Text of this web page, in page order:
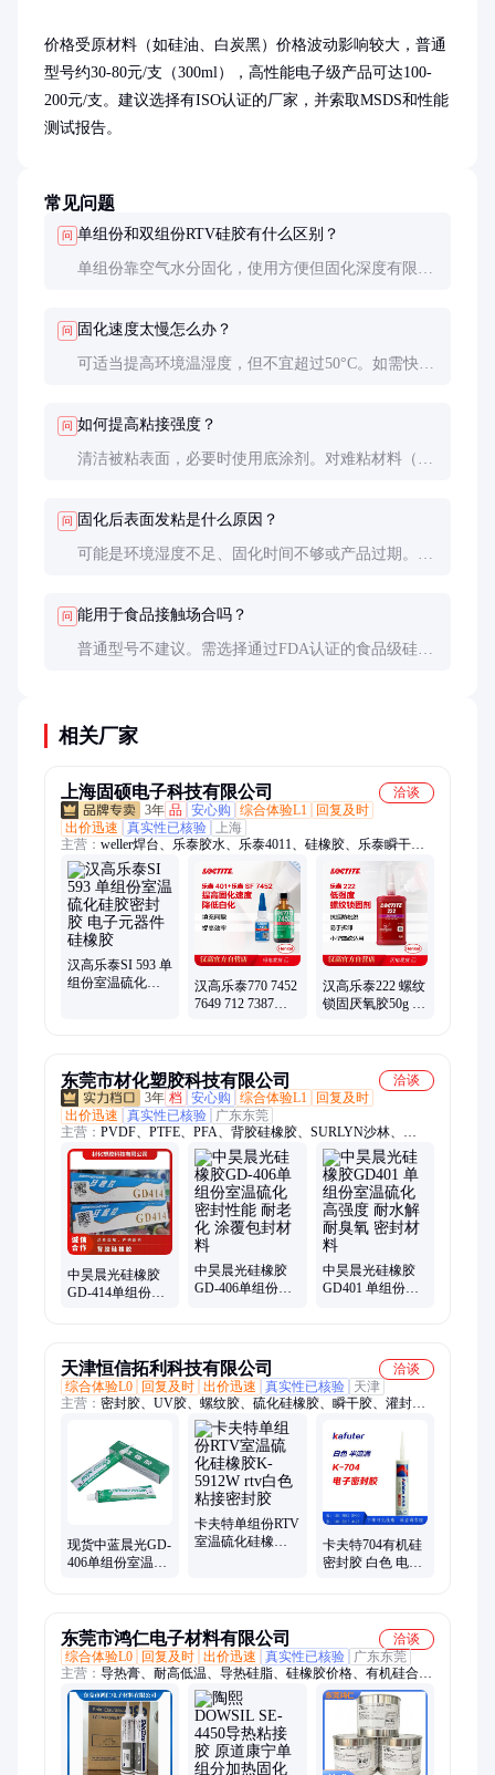
价格受原材料（如硅油、白炭黑）价格波动影响较大，普通
型号约30-80元/支（300ml），高性能电子级产品可达100-
200元/支。建议选择有ISO认证的厂家，并索取MSDS和性能
测试报告。
常见问题
问 单组份和双组份RTV硅胶有什么区别？
单组份靠空气水分固化，使用方便但固化深度有限；
问 固化速度太慢怎么办？
可适当提高环境温湿度，但不宜超过50°C。如需快速
问 如何提高粘接强度？
清洁被粘表面，必要时使用底涂剂。对难粘材料（如
问 固化后表面发粘是什么原因？
可能是环境湿度不足、固化时间不够或产品过期。可
问 能用于食品接触场合吗？
普通型号不建议。需选择通过FDA认证的食品级硅
相关厂家
上海固硕电子科技有限公司
洽谈
3年 品 安心购 综合体验L1
回复及时
出价迅速
真实性已核验
上海
主营： weller焊台、乐泰胶水、乐泰4011、硅橡胶、乐泰瞬干
胶、乐泰环氧胶、乐泰4981、乐泰31CL、乐泰 21HP、乐泰
454、泰罗松9360、WELLERWT1014、威勒WT1010H、
WT1010、易力高DCA、易力高三防漆、乐泰243、乐泰222、乐
泰577、乐泰660、乐泰277、乐泰680、吸烟仪、乐泰263、乐泰
270、威勒焊台
汉高乐泰SI 593 单
组份室温硫化硅
汉高乐泰770 7452
7649 712 7387
汉高乐泰222 螺纹
锁固厌氧胶50g 金
东莞市材化塑胶科技有限公司
洽谈
3年 档 安心购 综合体验L1
回复及时
出价迅速
真实性已核验
广东东莞
主营： PVDF、PTFE、PFA、背胶硅橡胶、SURLYN沙林、
EVA、PA6、PA66、PC、PCTG、PEBA、ASA、PTB、PPO、
LCP、PCTA、PETG、POM、EAA、特种工程塑料、热塑性弹性
体、合金塑料、通用塑料
中昊晨光硅橡胶
GD-414单组份室
中昊晨光硅橡胶
GD-406单组份室
中昊晨光硅橡胶
GD401 单组份室
天津恒信拓利科技有限公司
洽谈
综合体验L0
回复及时 出价迅速 真实性已核验
天津
主营： 密封胶、UV胶、螺纹胶、硫化硅橡胶、瞬干胶、灌封
现货中蓝晨光GD-
406单组份室温硫
卡夫特单组份RTV
室温硫化硅橡胶
卡夫特704有机硅
密封胶 白色 电子
东莞市鸿仁电子材料有限公司
洽谈
综合体验L0
回复及时 出价迅速 真实性已核验
广东东莞
主营： 导热膏、耐高低温、导热硅脂、硅橡胶价格、有机硅合成
油